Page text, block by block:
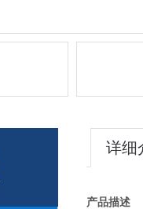
详细
产品描述